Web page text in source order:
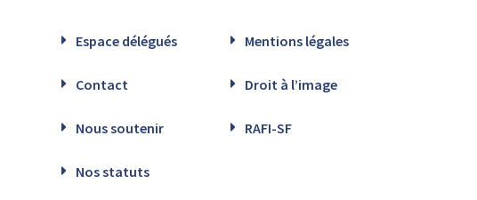
Espace délégués Mentions légales
Contact Droit à l’image
Nous soutenir RAFI-SF
Nos statuts